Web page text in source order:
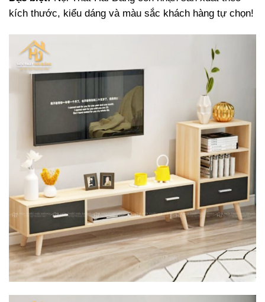
kích thước, kiểu dáng và màu sắc khách hàng tự chọn!